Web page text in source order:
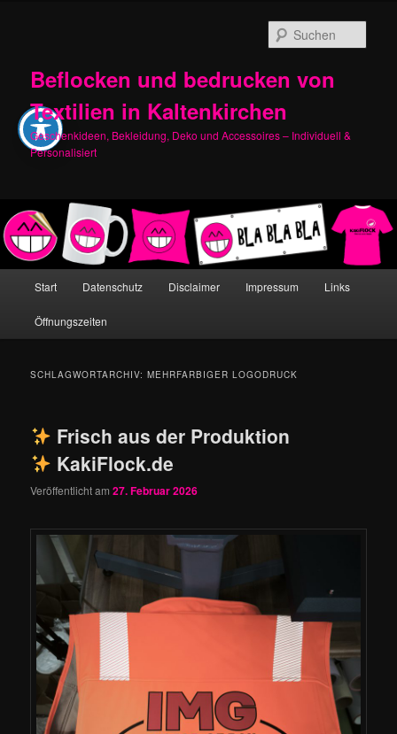
Beflocken und bedrucken von
Textilien in Kaltenkirchen
Geschenkideen, Bekleidung, Deko und Accessoires – Individuell &
Personalisiert
Start Datenschutz Disclaimer Impressum Links
Öffnungszeiten
SCHLAGWORTARCHIV:MEHRFARBIGER LOGODRUCK
Frisch aus der Produktion
KakiFlock.de
Veröffentlicht am27. Februar 2026